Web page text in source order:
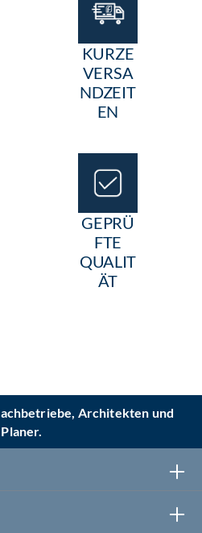
KURZE
VERSA
NDZEIT
EN
GEPRÜ
FTE
QUALIT
ÄT
Architekten und
Planer.